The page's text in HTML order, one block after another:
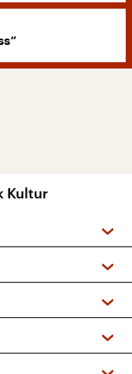
Kultur